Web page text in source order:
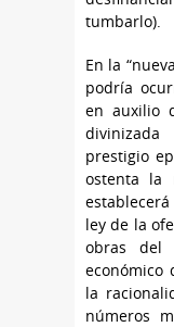
tumbarlo).
En la
podría
en auxilio
divinizada
prestigio
ostenta la
ley de la
obras del
económico
la
números